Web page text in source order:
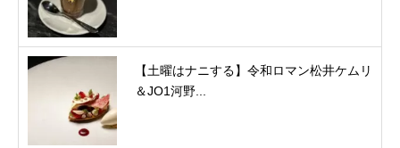
【土曜はナニする】令和ロマン松井ケムリ
＆JO1河野...